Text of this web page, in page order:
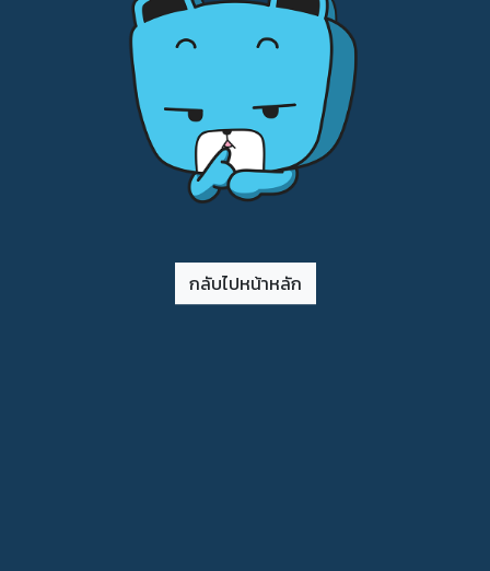
กลับไปหน้าหลัก